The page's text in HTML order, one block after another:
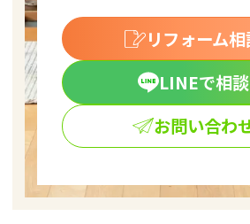
リフォーム
LINEで相談
お問い合わ